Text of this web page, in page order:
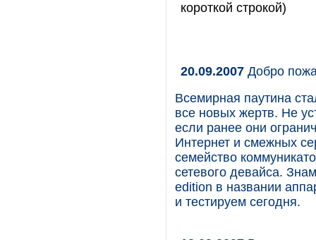
короткой строкой)
20.09.2007 Добро
Всемирная паутина
все новых жертв. Не
если ранее они
Интернет и смежных
семейство
сетевого девайса.
edition в названии
и тестируем сегодня.